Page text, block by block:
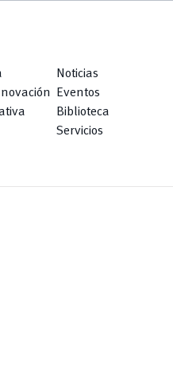
Noticias
Eventos
Biblioteca
Servicios